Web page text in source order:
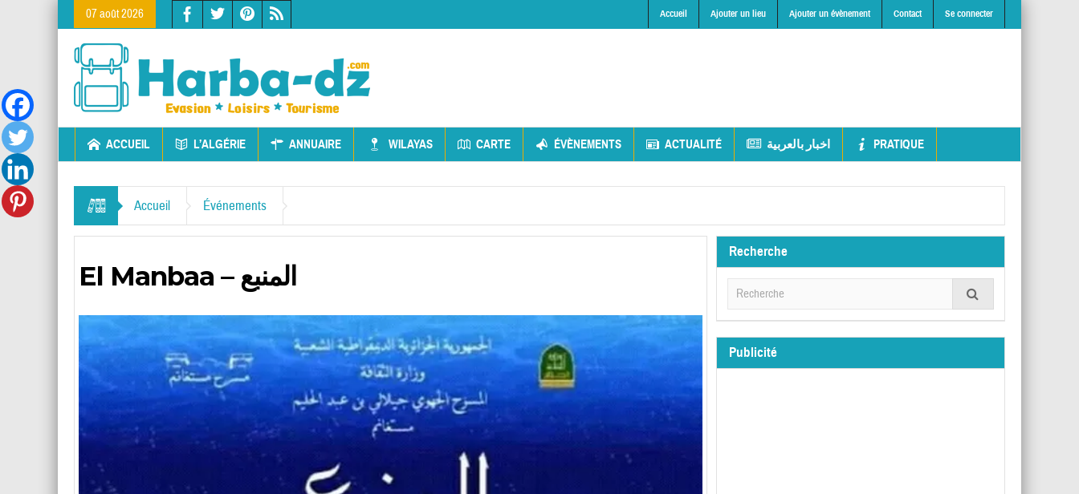
07 août 2026 Accueil Ajouter un lieu Ajouter un évènement Contact Se connecter
ACCUEIL L’ALGÉRIE ANNUAIRE WILAYAS CARTE ÉVÈNEMENTS ACTUALITÉ اخبار بالعربية PRATIQUE
Accueil Événements
El Manbaa – المنبع
Recherche
Publicité